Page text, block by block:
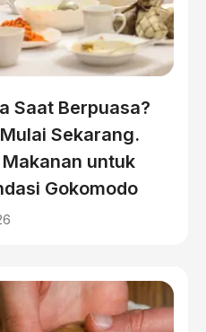
Saat Berpuasa?
Sekarang.
untuk
Gokomodo